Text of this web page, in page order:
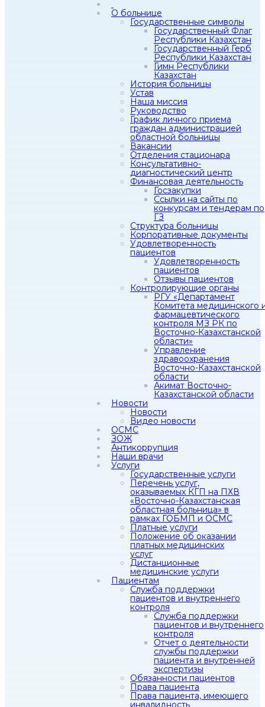
О больнице
Государственные символы
Государственный Флаг
Республики Казахстан
Государственный Герб
Республики Казахстан
Гимн Республики
Казахстан
История больницы
Устав
Наша миссия
Руководство
График личного приема
граждан администрацией
областной больницы
Вакансии
Отделения стационара
Консультативно-
диагностический центр
Финансовая деятельность
Госзакупки
Ссылки на сайты по
конкурсам и тендерам по
ГЗ
Структура больницы
Корпоративные документы
Удовлетворенность
пациентов
Удовлетворенность
пациентов
Отзывы пациентов
Контролирующие органы
РГУ «Департамент
Комитета медицинского
фармацевтического
контроля МЗ РК по
Восточно-Казахстанской
области»
Управление
здравоохранения
Восточно-Казахстанской
области
Акимат Восточно-
Казахстанской области
Новости
Новости
Видео новости
ОСМС
ЗОЖ
Антикоррупция
Наши врачи
Услуги
Государственные услуги
Перечень услуг,
оказываемых КГП на ПХВ
«Восточно-Казахстанская
областная больница» в
рамках ГОБМП и ОСМС
Платные услуги
Положение об оказании
платных медицинских
услуг
Дистанционные
медицинские услуги
Пациентам
Служба поддержки
пациентов и внутреннего
контроля
Служба поддержки
пациентов и внутреннего
контроля
Отчет о деятельности
службы поддержки
пациента и внутренней
экспертизы
Обязанности пациентов
Права пациента
Права пациента, имеющего
инвалидность